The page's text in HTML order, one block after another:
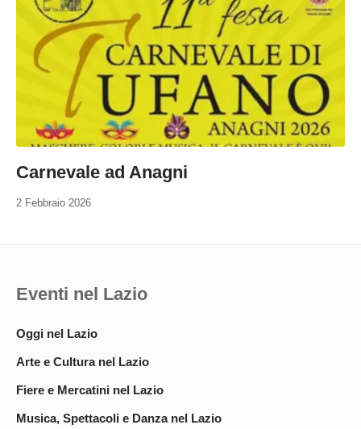
Carnevale ad Anagni
2 Febbraio 2026
Eventi nel Lazio
Oggi nel Lazio
Arte e Cultura nel Lazio
Fiere e Mercatini nel Lazio
Musica, Spettacoli e Danza nel Lazio